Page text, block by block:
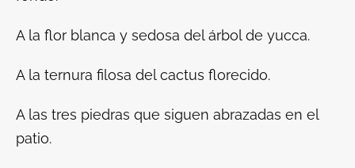
A la flor blanca y sedosa del árbol de yucca.
A la ternura filosa del cactus florecido.
A las tres piedras que siguen abrazadas en el
patio.